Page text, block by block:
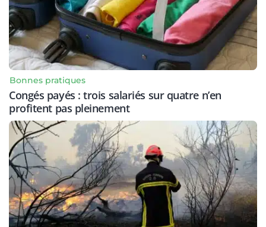
Bonnes pratiques
Congés payés : trois salariés sur quatre n’en
profitent pas pleinement